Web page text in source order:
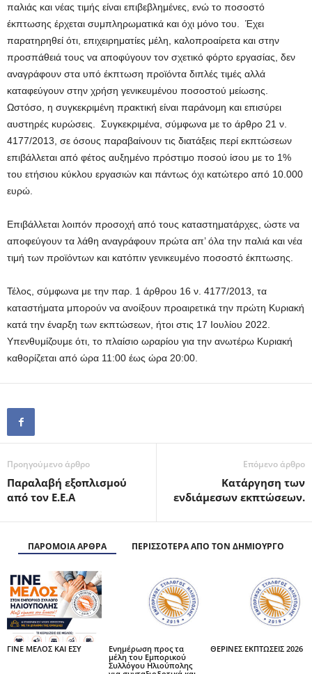
παλιάς και νέας τιμής είναι επιβεβλημένες, ενώ το ποσοστό
έκπτωσης έρχεται συμπληρωματικά και όχι μόνο του. Έχει
παρατηρηθεί ότι, επιχειρηματίες μέλη, καλοπροαίρετα και στην
προσπάθειά τους να αποφύγουν τον σχετικό φόρτο εργασίας, δεν
αναγράφουν στα υπό έκπτωση προϊόντα διπλές τιμές αλλά
καταφεύγουν στην χρήση γενικευμένου ποσοστού μείωσης.
Ωστόσο, η συγκεκριμένη πρακτική είναι παράνομη και επισύρει
αυστηρές κυρώσεις. Συγκεκριμένα, σύμφωνα με το άρθρο 21 ν.
4177/2013, σε όσους παραβαίνουν τις διατάξεις περί εκπτώσεων
επιβάλλεται από φέτος αυξημένο πρόστιμο ποσού ίσου με το 1%
του ετήσιου κύκλου εργασιών και πάντως όχι κατώτερο από 10.000
ευρώ.
Επιβάλλεται λοιπόν προσοχή από τους καταστηματάρχες, ώστε να
αποφεύγουν τα λάθη αναγράφουν πρώτα απ’ όλα την παλιά και νέα
τιμή των προϊόντων και κατόπιν γενικευμένο ποσοστό έκπτωσης.
Τέλος, σύμφωνα με την παρ. 1 άρθρου 16 ν. 4177/2013, τα
καταστήματα μπορούν να ανοίξουν προαιρετικά την πρώτη Κυριακή
κατά την έναρξη των εκπτώσεων, ήτοι στις 17 Ιουλίου 2022.
Υπενθυμίζουμε ότι, το πλαίσιο ωραρίου για την ανωτέρω Κυριακή
καθορίζεται από ώρα 11:00 έως ώρα 20:00.
Προηγούμενο άρθρο
Παραλαβή εξοπλισμού
από τον Ε.Ε.Α
Επόμενο άρθρο
Κατάργηση των
ενδιάμεσων εκπτώσεων.
ΠΑΡΟΜΟΙΑ ΑΡΘΡΑ ΠΕΡΙΣΣΟΤΕΡΑ ΑΠΟ ΤΟΝ ΔΗΜΙΟΥΡΓΟ
ΓΙΝΕ ΜΕΛΟΣ ΚΑΙ ΕΣΥ
Ενημέρωση προς τα
μέλη του Εμπορικού
Συλλόγου Ηλιούπολης
ΘΕΡΙΝΕΣ ΕΚΠΤΩΣΕΙΣ 2026